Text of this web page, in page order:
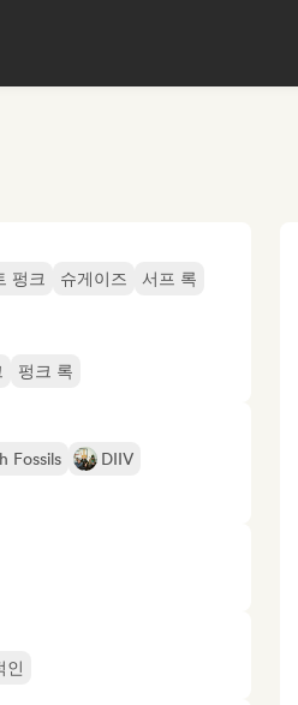
펑크 슈게이즈
서프 록
펑크 록
Fossils
DIIV
인